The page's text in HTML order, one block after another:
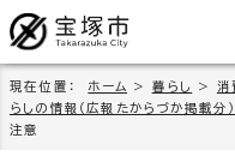
現在位置： ホーム > 暮らし > 消
らしの情報（広報たからづか掲載分）
注意